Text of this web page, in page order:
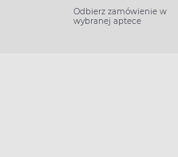
Odbierz zamówienie w
wybranej aptece